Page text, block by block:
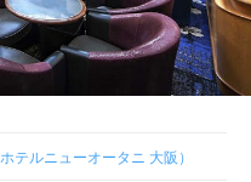
ホテルニューオータニ 大阪）